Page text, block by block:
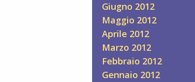
Giugno 2012
Maggio 2012
Aprile 2012
Marzo 2012
Febbraio 2012
Gennaio 2012